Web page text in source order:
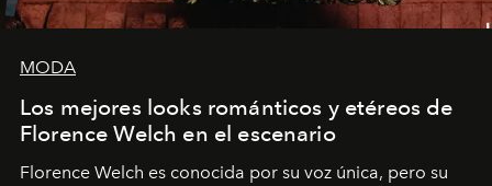
MODA
Los mejores looks románticos y etéreos de
Florence Welch en el escenario
Florence Welch es conocida por su voz única, pero su